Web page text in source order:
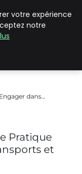
dans…
Pratique
et
votre expérience
notre